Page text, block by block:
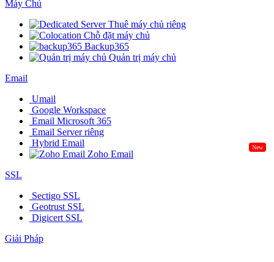
Máy Chủ
Thuê máy chủ riêng
Chỗ đặt máy chủ
Backup365
Quản trị máy chủ
Email
Umail
Google Workspace
Email Microsoft 365
Email Server riêng
Hybrid Email
New
Zoho Email
SSL
Sectigo SSL
Geotrust SSL
Digicert SSL
Giải Pháp